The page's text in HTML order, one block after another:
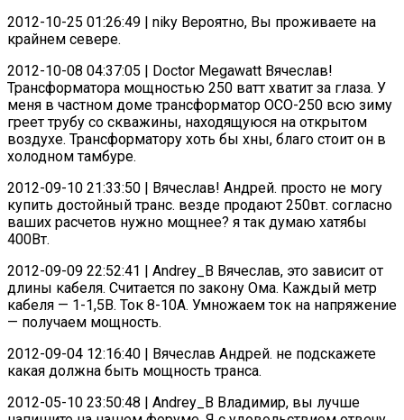
2012-10-25 01:26:49 | niky Вероятно, Вы проживаете на
крайнем севере.
2012-10-08 04:37:05 | Doctor Megawatt Вячеслав!
Трансформатора мощностью 250 ватт хватит за глаза. У
меня в частном доме трансформатор ОСО-250 всю зиму
греет трубу со скважины, находящуюся на открытом
воздухе. Трансформатору хоть бы хны, благо стоит он в
холодном тамбуре.
2012-09-10 21:33:50 | Вячеслав! Андрей. просто не могу
купить достойный транс. везде продают 250вт. согласно
ваших расчетов нужно мощнее? я так думаю хатябы
400Вт.
2012-09-09 22:52:41 | Andrey_B Вячеслав, это зависит от
длины кабеля. Считается по закону Ома. Каждый метр
кабеля — 1-1,5В. Ток 8-10А. Умножаем ток на напряжение
— получаем мощность.
2012-09-04 12:16:40 | Вячеслав Андрей. не подскажете
какая должна быть мощность транса.
2012-05-10 23:50:48 | Andrey_B Владимир, вы лучше